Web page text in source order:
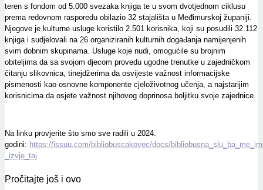
teren s fondom od 5.000 svezaka knjiga te u svom dvotjednom ciklusu
prema redovnom rasporedu obilazio 32 stajališta u Međimurskoj županiji.
Njegove je kulturne usluge koristilo 2.501 korisnika, koji su posudili 32.112
knjiga i sudjelovali na 26 organiziranih kulturnih događanja namijenjenih
svim dobnim skupinama. Usluge koje nudi, omogućile su brojnim
obiteljima da sa svojom djecom provedu ugodne trenutke u zajedničkom
čitanju slikovnica, tinejdžerima da osvijeste važnost informacijske
pismenosti kao osnovne komponente cjeloživotnog učenja, a najstarijim
korisnicima da osjete važnost njihovog doprinosa boljitku svoje zajednice.
Na linku provjerite što smo sve radili u 2024.
godini: https://issuu.com/bibliobuscakovec/docs/
_izvje_taj
Pročitajte još i ovo